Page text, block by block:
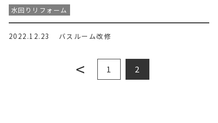
水回りリフォーム
2022.12.23 バスルーム改修
< 1 2